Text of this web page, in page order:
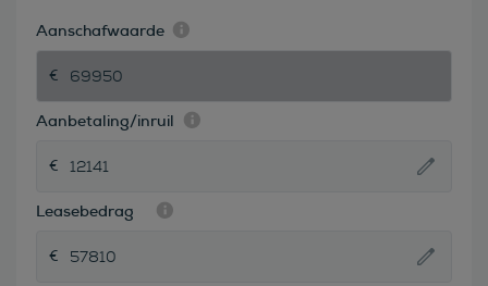
Aanschafwaarde
Aanbetaling/inruil
Leasebedrag